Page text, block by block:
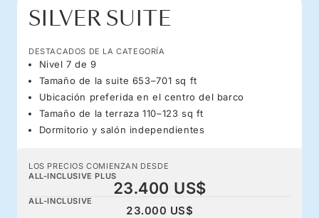
SILVER SUITE
DESTACADOS DE LA CATEGORÍA
Nivel 7 de 9
Tamaño de la suite 653–701 sq ft
Ubicación preferida en el centro del barco
Tamaño de la terraza 110–123 sq ft
Dormitorio y salón independientes
LOS PRECIOS COMIENZAN DESDE
ALL-INCLUSIVE PLUS
23.400 US$
ALL-INCLUSIVE
23.000 US$